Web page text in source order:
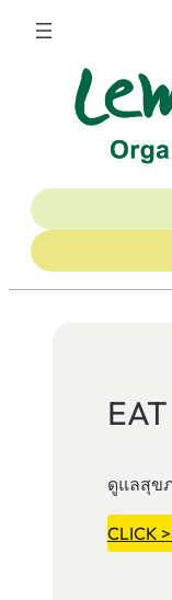
ข้าม
ดูแลสุข
CLICK